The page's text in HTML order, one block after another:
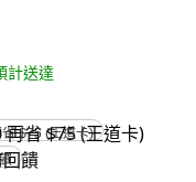
計送達
$75 (王道卡)